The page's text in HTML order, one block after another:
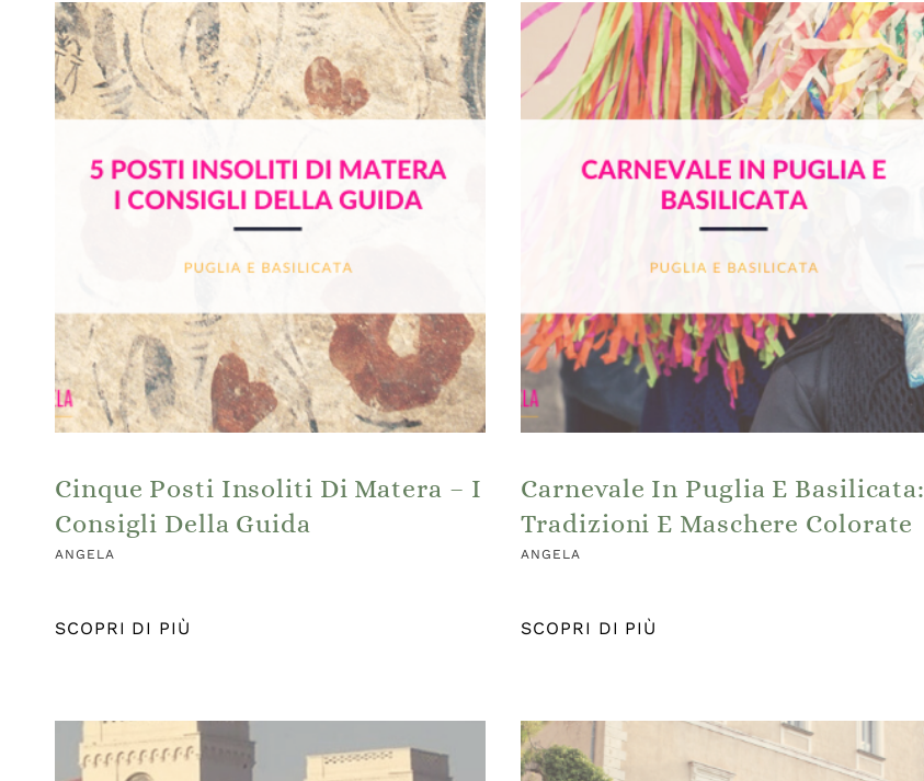
Cinque Posti Insoliti Di Matera – I
Consigli Della Guida
ANGELA
SCOPRI DI PIÙ
Carnevale In Puglia E Basilicata:
Tradizioni E Maschere Colorate
ANGELA
SCOPRI DI PIÙ